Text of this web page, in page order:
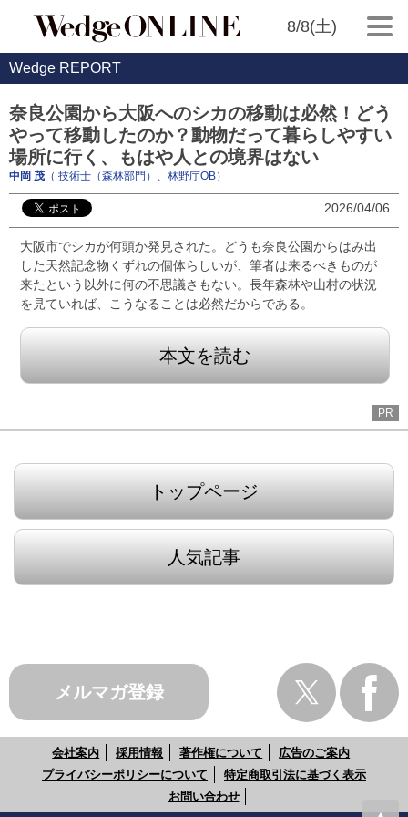
8/8(土)
Wedge REPORT
奈良公園から大阪へのシカの移動は必然！どう
やって移動したのか？動物だって暮らしやすい
場所に行く、もはや人との境界はない
中岡 茂 （ 技術士（森林部門）、林野庁OB）
2026/04/06
大阪市でシカが何頭か発見された。どうも奈良公園からはみ出
した天然記念物くずれの個体らしいが、筆者は来るべきものが
来たという以外に何の不思議さもない。長年森林や山村の状況
を見ていれば、こうなることは必然だからである。
本文を読む
PR
トップページ
人気記事
メルマガ登録
会社案内 採用情報 著作権について
広告のご案内
プライバシーポリシーについて
特定商取引法に基づく表示
お問い合わせ